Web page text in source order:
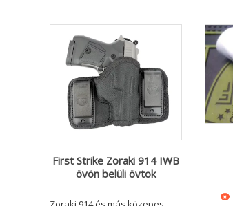
First Strike Zoraki 914 IWB
övön belüli övtok